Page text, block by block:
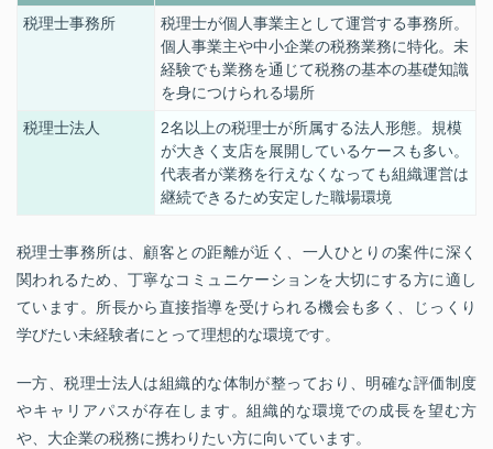
税理士事務所
税理士が個人事業主として運営する事務所。
個人事業主や中小企業の税務業務に特化。未
経験でも業務を通じて税務の基本の基礎知識
を身につけられる場所
税理士法人
2名以上の税理士が所属する法人形態。規模
が大きく支店を展開しているケースも多い。
代表者が業務を行えなくなっても組織運営は
継続できるため安定した職場環境
税理士事務所は、顧客との距離が近く、一人ひとりの案件に深く
関われるため、丁寧なコミュニケーションを大切にする方に適し
ています。所長から直接指導を受けられる機会も多く、じっくり
学びたい未経験者にとって理想的な環境です。
一方、税理士法人は組織的な体制が整っており、明確な評価制度
やキャリアパスが存在します。組織的な環境での成長を望む方
や、大企業の税務に携わりたい方に向いています。